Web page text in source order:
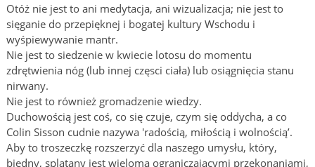
Otóż nie jest to ani medytacja, ani wizualizacja; nie jest to
sięganie do przepięknej i bogatej kultury Wschodu i
wyśpiewywanie mantr.
Nie jest to siedzenie w kwiecie lotosu do momentu
zdrętwienia nóg (lub innej częsci ciała) lub osiągnięcia stanu
nirwany.
Nie jest to również gromadzenie wiedzy.
Duchowością jest coś, co się czuje, czym się oddycha, a co
Colin Sisson cudnie nazywa 'radością, miłością i wolnością’.
Aby to troszeczkę rozszerzyć dla naszego umysłu, który,
biedny, splątany jest wieloma ograniczającymi przekonaniami,